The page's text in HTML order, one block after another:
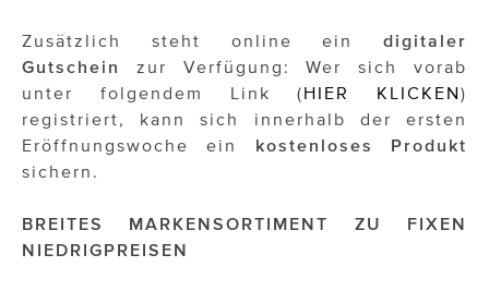
Zusätzlich steht online ein digitaler
Gutschein
zur Verfügung: Wer sich vorab
unter folgendem Link (HIER KLICKEN)
registriert, kann sich innerhalb der ersten
Eröffnungswoche ein kostenloses Produkt
sichern.
BREITES MARKENSORTIMENT ZU FIXEN
NIEDRIGPREISEN